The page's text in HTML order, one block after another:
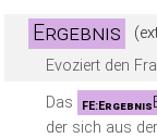
Ergebnis
Evoziert den
Das FE:Ergebnis
der sich aus